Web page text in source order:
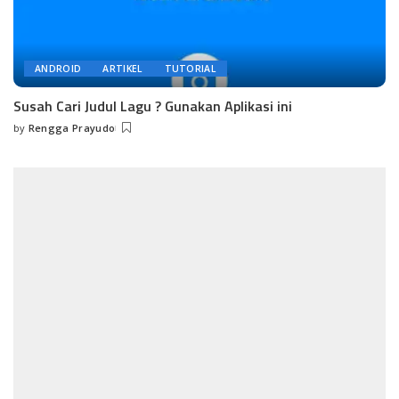
ANDROID ARTIKEL TUTORIAL
Susah Cari Judul Lagu ? Gunakan Aplikasi ini
Posted
by Rengga Prayudo